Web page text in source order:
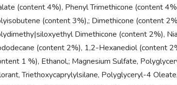
(content 4%), Phenyl Trimethicone (content
(content 3%),; Dimethicone (content
Dimethicone (content 2%),
(content 2%), 1,2-Hexanediol (content
1 %), Ethanol,; Magnesium Sulfate,
Triethoxycaprylylsilane, Polyglyceryl-4